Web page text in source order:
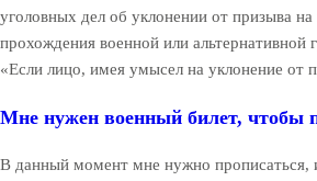
уголовных дел об уклонении от призыва
прохождения военной или альтернативной
«Если лицо, имея умысел на уклонение от
Мне нужен военный билет, чтобы
В данный момент мне нужно прописаться,